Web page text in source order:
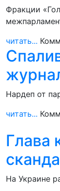
Фракции
читать...
Нардеп от
читать...
Глава
На Украине